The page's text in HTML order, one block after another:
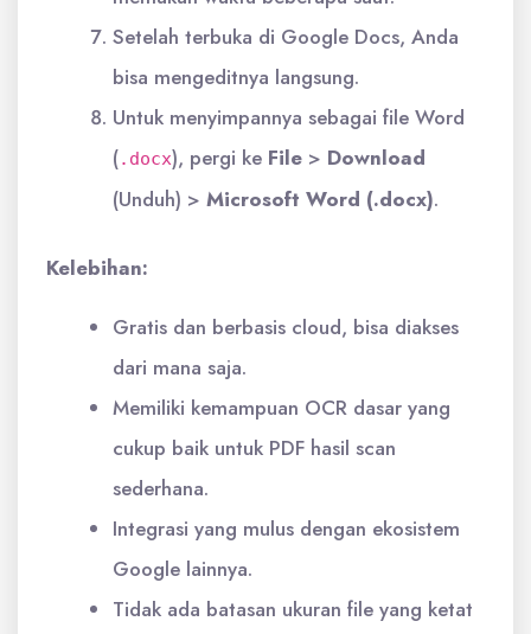
Setelah terbuka di Google Docs, Anda
bisa mengeditnya langsung.
Untuk menyimpannya sebagai file Word
(.docx), pergi ke File > Download
(Unduh) > Microsoft Word (.docx).
Kelebihan:
Gratis dan berbasis cloud, bisa diakses
dari mana saja.
Memiliki kemampuan OCR dasar yang
cukup baik untuk PDF hasil scan
sederhana.
Integrasi yang mulus dengan ekosistem
Google lainnya.
Tidak ada batasan ukuran file yang ketat